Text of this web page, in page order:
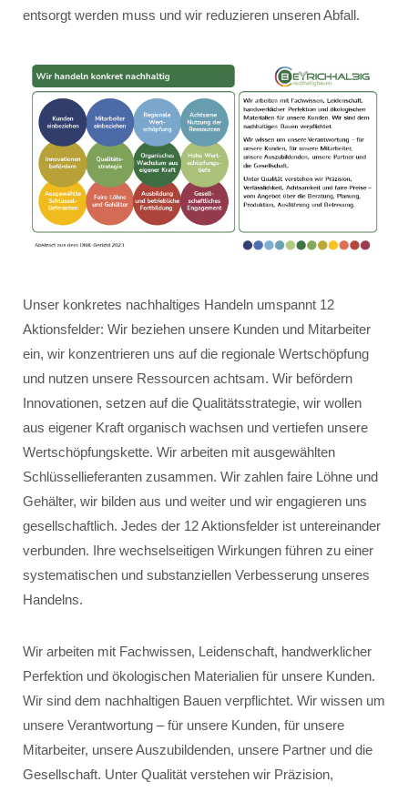
entsorgt werden muss und wir reduzieren unseren Abfall.
Unser konkretes nachhaltiges Handeln umspannt 12
Aktionsfelder: Wir beziehen unsere Kunden und Mitarbeiter
ein, wir konzentrieren uns auf die regionale Wertschöpfung
und nutzen unsere Ressourcen achtsam. Wir befördern
Innovationen, setzen auf die Qualitätsstrategie, wir wollen
aus eigener Kraft organisch wachsen und vertiefen unsere
Wertschöpfungskette. Wir arbeiten mit ausgewählten
Schlüssellieferanten zusammen. Wir zahlen faire Löhne und
Gehälter, wir bilden aus und weiter und wir engagieren uns
gesellschaftlich. Jedes der 12 Aktionsfelder ist untereinander
verbunden. Ihre wechselseitigen Wirkungen führen zu einer
systematischen und substanziellen Verbesserung unseres
Handelns.
Wir arbeiten mit Fachwissen, Leidenschaft, handwerklicher
Perfektion und ökologischen Materialien für unsere Kunden.
Wir sind dem nachhaltigen Bauen verpflichtet. Wir wissen um
unsere Verantwortung – für unsere Kunden, für unsere
Mitarbeiter, unsere Auszubildenden, unsere Partner und die
Gesellschaft. Unter Qualität verstehen wir Präzision,